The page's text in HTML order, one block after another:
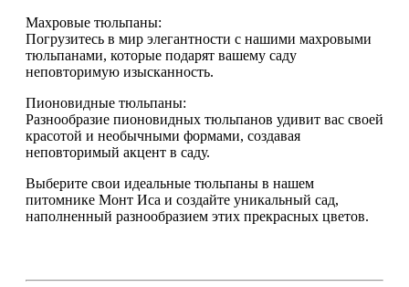
Махровые тюльпаны:
Погрузитесь в мир элегантности с нашими махровыми
тюльпанами, которые подарят вашему саду
неповторимую изысканность.
Пионовидные тюльпаны:
Разнообразие пионовидных тюльпанов удивит вас своей
красотой и необычными формами, создавая
неповторимый акцент в саду.
Выберите свои идеальные тюльпаны в нашем
питомнике Монт Иса и создайте уникальный сад,
наполненный разнообразием этих прекрасных цветов.